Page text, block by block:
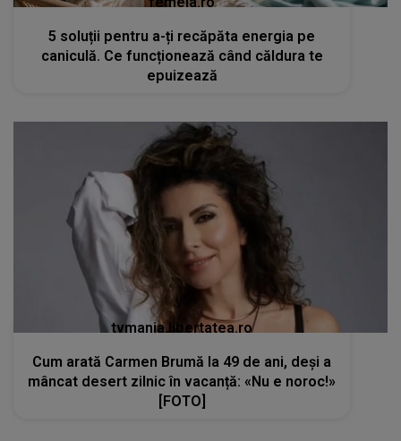
5 soluții pentru a-ți recăpăta energia pe
caniculă. Ce funcționează când căldura te
epuizează
tvmania.libertatea.ro
Cum arată Carmen Brumă la 49 de ani, deși a
mâncat desert zilnic în vacanță: «Nu e noroc!»
[FOTO]